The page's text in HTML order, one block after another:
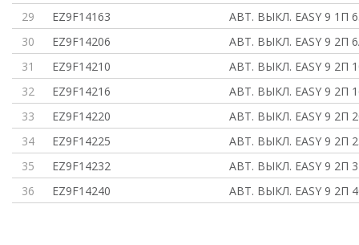
29
EZ9F14163
АВТ. ВЫКЛ. EASY 9 1П
30
EZ9F14206
АВТ. ВЫКЛ. EASY 9 2П
31
EZ9F14210
АВТ. ВЫКЛ. EASY 9 2П
32
EZ9F14216
АВТ. ВЫКЛ. EASY 9 2П
33
EZ9F14220
АВТ. ВЫКЛ. EASY 9 2П
34
EZ9F14225
АВТ. ВЫКЛ. EASY 9 2П
35
EZ9F14232
АВТ. ВЫКЛ. EASY 9 2П
36
EZ9F14240 АВТ. ВЫКЛ. EASY 9 2П